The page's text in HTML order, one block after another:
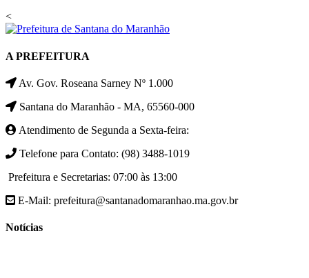
<
A PREFEITURA
Av. Gov. Roseana Sarney Nº 1.000
Santana do Maranhão - MA, 65560-000
Atendimento de Segunda a Sexta-feira:
Telefone para Contato: (98) 3488-1019
Prefeitura e Secretarias: 07:00 às 13:00
E-Mail: prefeitura@santanadomaranhao.ma.gov.br
Notícias